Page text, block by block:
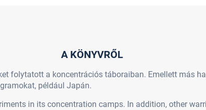
A KÖNYVRŐL
folytatott a koncentrációs táboraiban. Emellett más
például Japán.
in its concentration camps. In addition, other